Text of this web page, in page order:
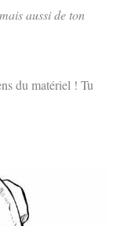
aussi de ton
du matériel ! Tu